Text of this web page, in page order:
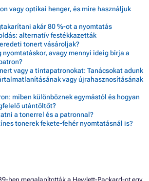
vagy optikai henger, és mire használjuk
akár 80 %-ot a nyomtatás
alternatív festékkazetták
tonert vásároljak?
avagy mennyi ideig bírja a
vagy a tintapatronokat: Tanácsokat adunk
vagy újrahasznosításának
miben különböznek egymástól és hogyan
utántöltőt?
a tonerrel és a patronnal?
tonerek fekete-fehér nyomtatásnál is?
ben megalapították a Hewlett-Packard-ot egy